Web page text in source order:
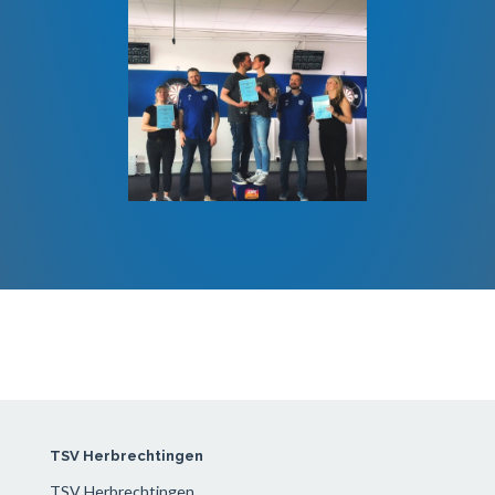
TSV Herbrechtingen
TSV Herbrechtingen